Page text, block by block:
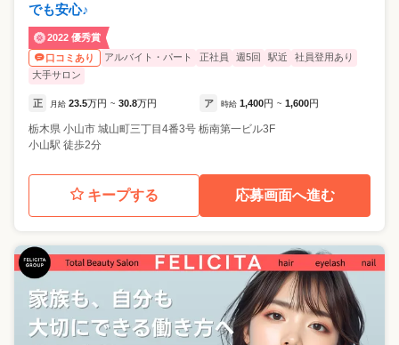
でも安心♪
2022 優秀賞
口コミあり
アルバイト・パート 正社員 週5回 駅近
社員登用あり
大手サロン
正 月給 23.5万円 ~ 30.8万円 ア 時給 1,400円 ~ 1,600円
栃木県 小山市 城山町三丁目4番3号 栃南第一ビル3F
小山駅 徒歩2分
キープする 応募画面へ進む